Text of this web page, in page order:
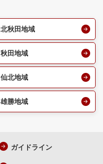
北秋田地域
秋田地域
仙北地域
雄勝地域
ガイドライン